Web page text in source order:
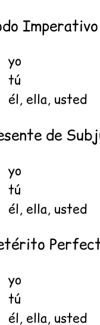
yo
tú
él, ella, usted
de
yo
tú
él, ella, usted
yo
tú
él, ella, usted